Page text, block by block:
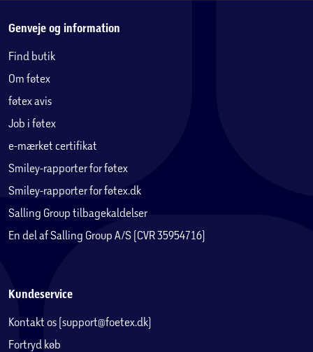
Genveje og information
Find butik
Om føtex
føtex avis
Job i føtex
e-mærket certifikat
Smiley-rapporter for føtex
Smiley-rapporter for føtex.dk
Salling Group tilbagekaldelser
En del af Salling Group A/S (CVR 35954716)
Kundeservice
Kontakt os (support@foetex.dk)
Fortryd køb